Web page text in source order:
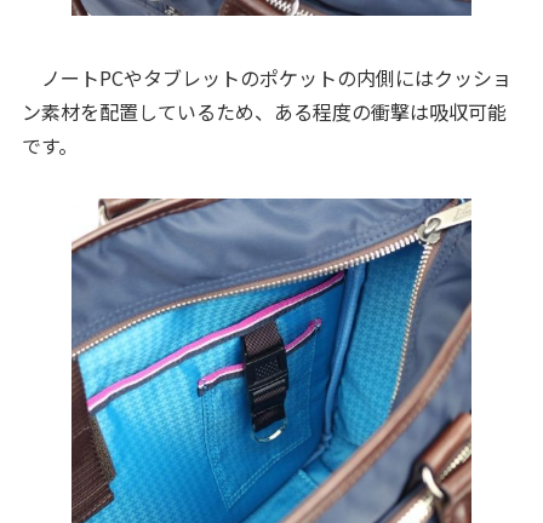
ノートPCやタブレットのポケットの内側にはクッショ
ン素材を配置しているため、ある程度の衝撃は吸収可能
です。